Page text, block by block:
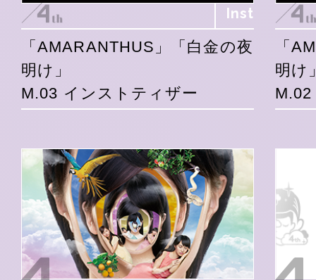
Inst
「AMARANTHUS」「白金の夜
明け」
M.03 インストティザー
「
明け